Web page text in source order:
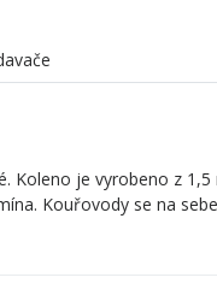
Koleno je vyrobeno z
Kouřovody se na